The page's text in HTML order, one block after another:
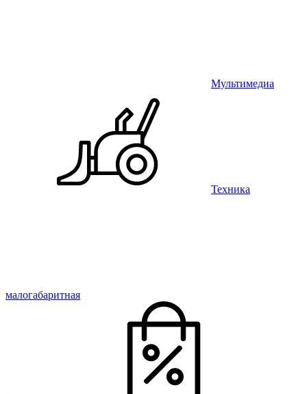
Мультимедиа
Техника
малогабаритная